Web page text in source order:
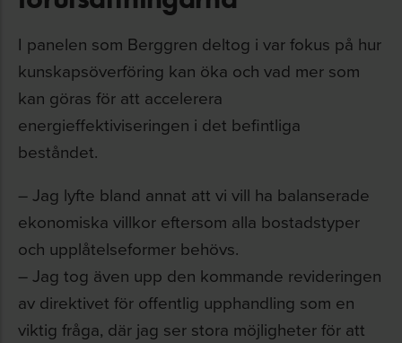
I panelen som Berggren deltog i var fokus på hur
kunskapsöverföring kan öka och vad mer som
kan göras för att accelerera
energieffektiviseringen i det befintliga
beståndet.
– Jag lyfte bland annat att vi vill ha balanserade
ekonomiska villkor eftersom alla bostadstyper
och upplåtelseformer behövs.
– Jag tog även upp den kommande revideringen
av direktivet för offentlig upphandling som en
viktig fråga, där jag ser stora möjligheter för att